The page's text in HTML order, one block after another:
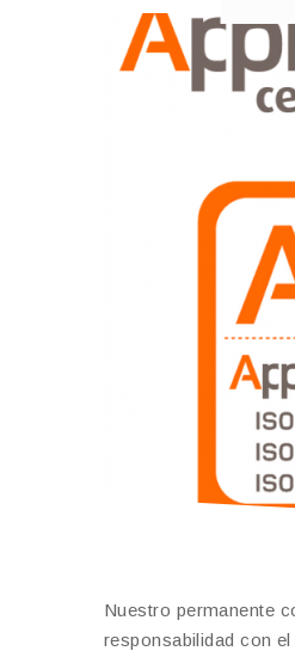
Nuestro permanente
responsabilidad con